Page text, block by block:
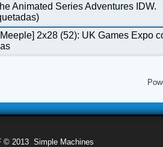
Animated Series Adventures IDW.
2x28 (52): UK Games Expo
© 2013 Simple Machines